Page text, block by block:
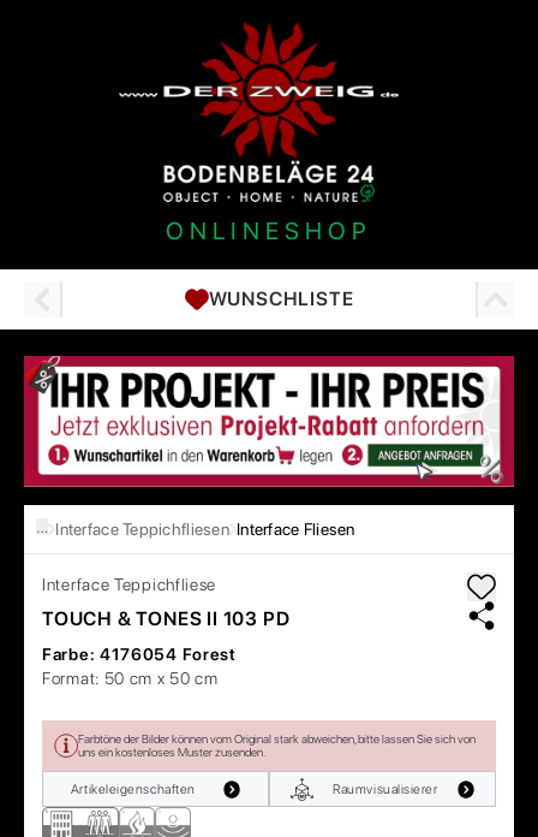
ONLINESHOP
WUNSCHLISTE
… Interface Teppichfliesen Interface Fliesen
Interface Teppichfliese
TOUCH & TONES II 103 PD
Farbe: 4176054 Forest
Format: 50 cm x 50 cm
Farbtöne der Bilder können vom Original stark abweichen, bitte lassen Sie sich von
uns ein kostenloses Muster zusenden.
Artikeleigenschaften Raumvisualisierer